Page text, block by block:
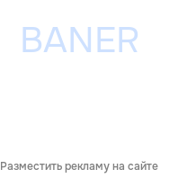
Разместить рекламу на сайте